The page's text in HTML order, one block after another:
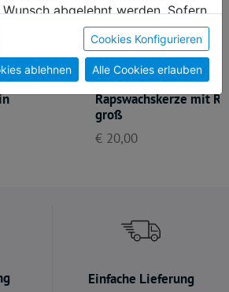
Rapswachskerze mit
groß
€ 20,00
Einfache Lieferung
abgelehnt werden. Sofern
weiter nutzen, geben Sie
Cookies.
Cookies Konfigurieren
ablehnen Alle Cookies erlauben